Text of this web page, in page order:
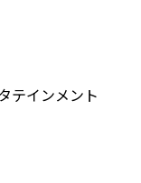
テインメント